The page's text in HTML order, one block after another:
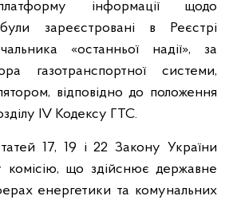
інформації щодо
зареєстровані в Реєстрі
«останньої надії», за
газотранспортної системи,
відповідно до положення
ІV Кодексу ГТС.
17, 19 і 22 Закону України
комісію, що здійснює державне
енергетики та комунальних